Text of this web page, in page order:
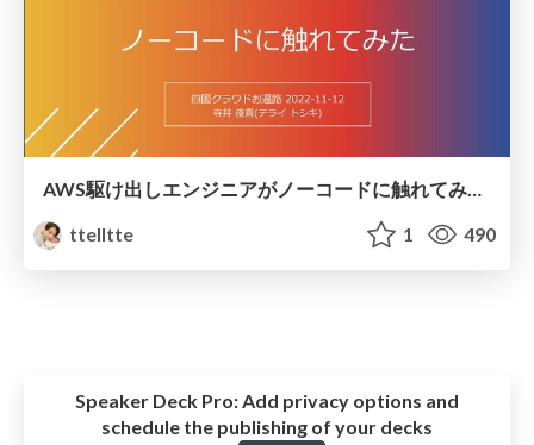
AWS駆け出しエンジニアがノーコードに触れてみた #JAWS-UG 四国クラウドお遍路(2022-1112)
ttelltte
1 490
Speaker Deck Pro: Add privacy options and
schedule the publishing of your decks